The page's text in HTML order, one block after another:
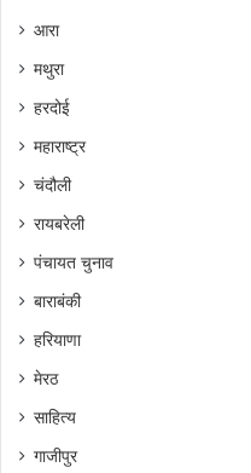
आरा
मथुरा
हरदोई
महाराष्ट्र
चंदौली
रायबरेली
पंचायत चुनाव
बाराबंकी
हरियाणा
मेरठ
साहित्य
गाजीपुर